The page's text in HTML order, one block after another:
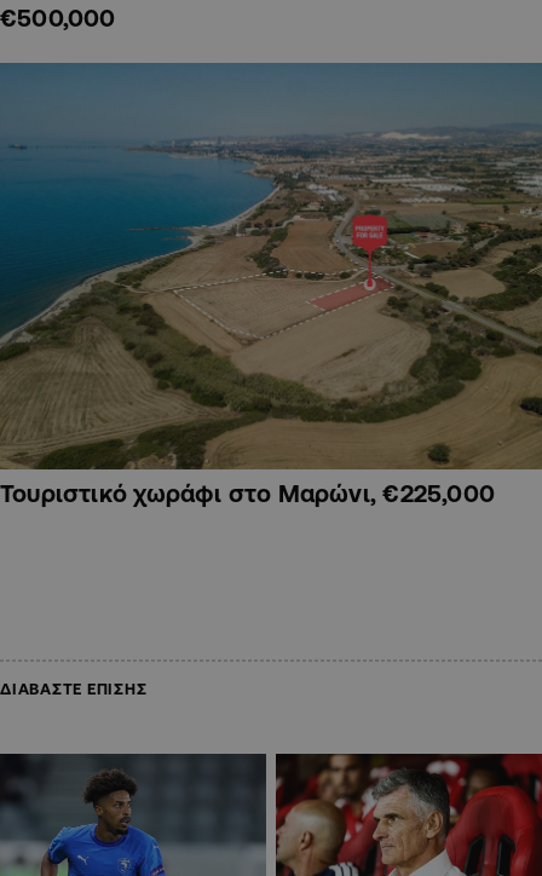
€500,000
Τουριστικό χωράφι στο Μαρώνι, €225,000
ΔΙΑΒΑΣΤΕ ΕΠΙΣΗΣ